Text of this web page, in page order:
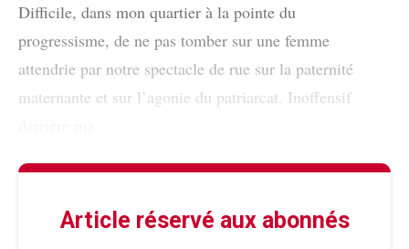
Difficile, dans mon quartier à la pointe du
progressisme, de ne pas tomber sur une femme
attendrie par notre spectacle de rue sur la paternité
maternante et sur l’agonie du patriarcat. Inoffensif
Article réservé aux abonnés